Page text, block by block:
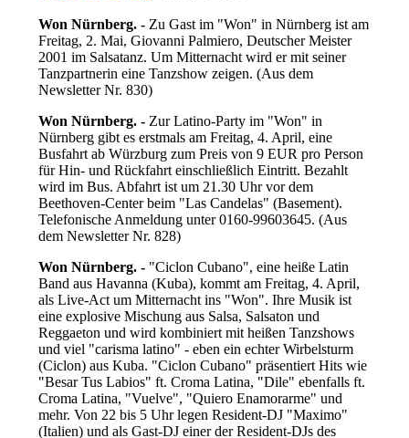
Won Nürnberg. -Zu Gast im "Won" in Nürnberg ist am
Freitag, 2. Mai, Giovanni Palmiero, Deutscher Meister
2001 im Salsatanz. Um Mitternacht wird er mit seiner
Tanzpartnerin eine Tanzshow zeigen. (Aus dem
Newsletter Nr. 830)
Won Nürnberg. -Zur Latino-Party im "Won" in
Nürnberg gibt es erstmals am Freitag, 4. April, eine
Busfahrt ab Würzburg zum Preis von 9 EUR pro Person
für Hin- und Rückfahrt einschließlich Eintritt. Bezahlt
wird im Bus. Abfahrt ist um 21.30 Uhr vor dem
Beethoven-Center beim "Las Candelas" (Basement).
Telefonische Anmeldung unter 0160-99603645. (Aus
dem Newsletter Nr. 828)
Won Nürnberg. -"Ciclon Cubano", eine heiße Latin
Band aus Havanna (Kuba), kommt am Freitag, 4. April,
als Live-Act um Mitternacht ins "Won". Ihre Musik ist
eine explosive Mischung aus Salsa, Salsaton und
Reggaeton und wird kombiniert mit heißen Tanzshows
und viel "carisma latino" - eben ein echter Wirbelsturm
(Ciclon) aus Kuba. "Ciclon Cubano" präsentiert Hits wie
"Besar Tus Labios" ft. Croma Latina, "Dile" ebenfalls ft.
Croma Latina, "Vuelve", "Quiero Enamorarme" und
mehr. Von 22 bis 5 Uhr legen Resident-DJ "Maximo"
(Italien) und als Gast-DJ einer der Resident-DJs des